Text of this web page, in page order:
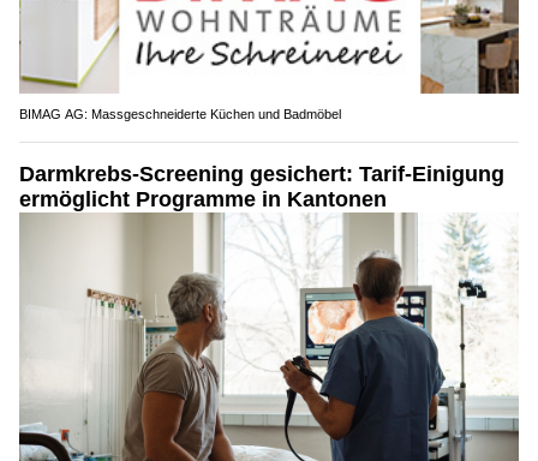
BIMAG AG: Massgeschneiderte Küchen und Badmöbel
Darmkrebs-Screening gesichert: Tarif-Einigung
ermöglicht Programme in Kantonen